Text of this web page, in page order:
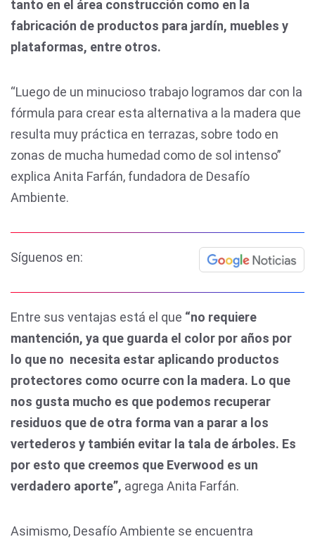
tanto en el área construcción como en la
fabricación de productos para jardín, muebles y
plataformas, entre otros.
“Luego de un minucioso trabajo logramos dar con la
fórmula para crear esta alternativa a la madera que
resulta muy práctica en terrazas, sobre todo en
zonas de mucha humedad como de sol intenso”
explica Anita Farfán, fundadora de Desafío
Ambiente.
Síguenos en:
Entre sus ventajas está el que “no requiere
mantención, ya que guarda el color por años por
lo que no necesita estar aplicando productos
protectores como ocurre con la madera. Lo que
nos gusta mucho es que podemos recuperar
residuos que de otra forma van a parar a los
vertederos y también evitar la tala de árboles. Es
por esto que creemos que Everwood es un
verdadero aporte”, agrega Anita Farfán.
Asimismo, Desafío Ambiente se encuentra